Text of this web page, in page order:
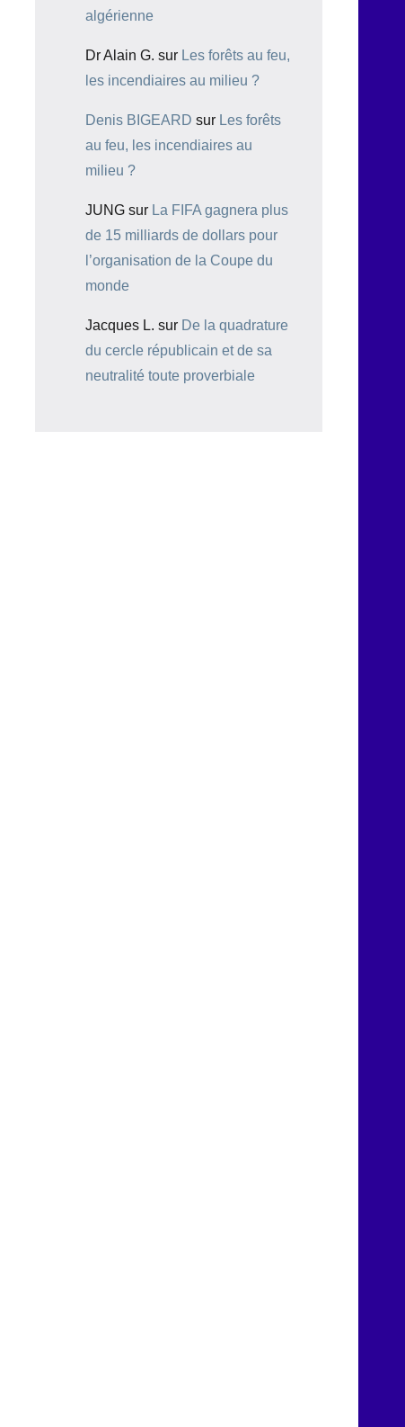
algérienne
Dr Alain G. sur Les forêts au feu,
les incendiaires au milieu ?
Denis BIGEARD sur Les forêts
au feu, les incendiaires au
milieu ?
JUNG sur La FIFA gagnera plus
de 15 milliards de dollars pour
l’organisation de la Coupe du
monde
Jacques L. sur De la quadrature
du cercle républicain et de sa
neutralité toute proverbiale